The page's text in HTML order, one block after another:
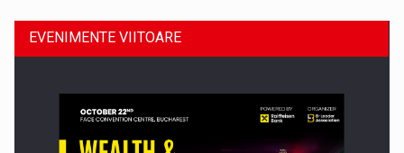
EVENIMENTE VIITOARE